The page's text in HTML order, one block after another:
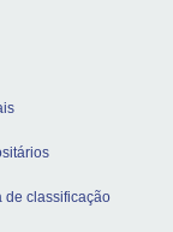
de classificação